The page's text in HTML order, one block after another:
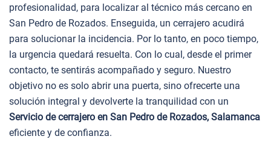
profesionalidad, para localizar al técnico más cercano en
San Pedro de Rozados. Enseguida, un cerrajero acudirá
para solucionar la incidencia. Por lo tanto, en poco tiempo,
la urgencia quedará resuelta. Con lo cual, desde el primer
contacto, te sentirás acompañado y seguro. Nuestro
objetivo no es solo abrir una puerta, sino ofrecerte una
solución integral y devolverte la tranquilidad con un
Servicio de cerrajero en San Pedro de Rozados, Salamanca
eficiente y de confianza.